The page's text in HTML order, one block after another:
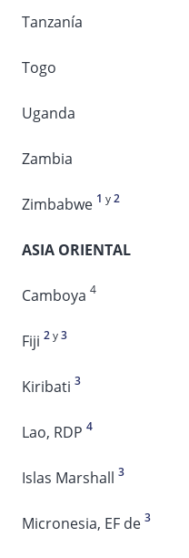
Tanzanía
Togo
Uganda
Zambia
Zimbabwe 1 y2
ASIA ORIENTAL
Camboya 4
Fiji 2y3
Kiribati 3
Lao, RDP 4
Islas Marshall 3
Micronesia, EF de 3